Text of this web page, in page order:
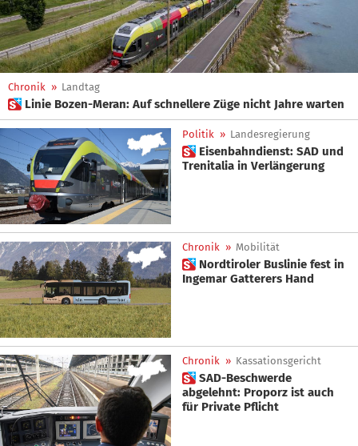
Chronik » Landtag
 Linie Bozen-Meran: Auf schnellere Züge nicht Jahre warten
Politik » Landesregierung
 Eisenbahndienst: SAD und
Trenitalia in Verlängerung
Chronik » Mobilität
 Nordtiroler Buslinie fest in
Ingemar Gatterers Hand
Chronik » Kassationsgericht
 SAD-Beschwerde
abgelehnt: Proporz ist auch
für Private Pflicht